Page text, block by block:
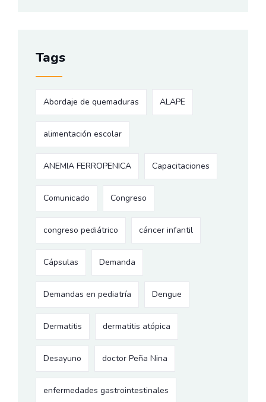
Tags
Abordaje de quemaduras ALAPE
alimentación escolar
ANEMIA FERROPENICA Capacitaciones
Comunicado Congreso
congreso pediátrico cáncer infantil
Cápsulas Demanda
Demandas en pediatría Dengue
Dermatitis dermatitis atópica
Desayuno doctor Peña Nina
enfermedades gastrointestinales